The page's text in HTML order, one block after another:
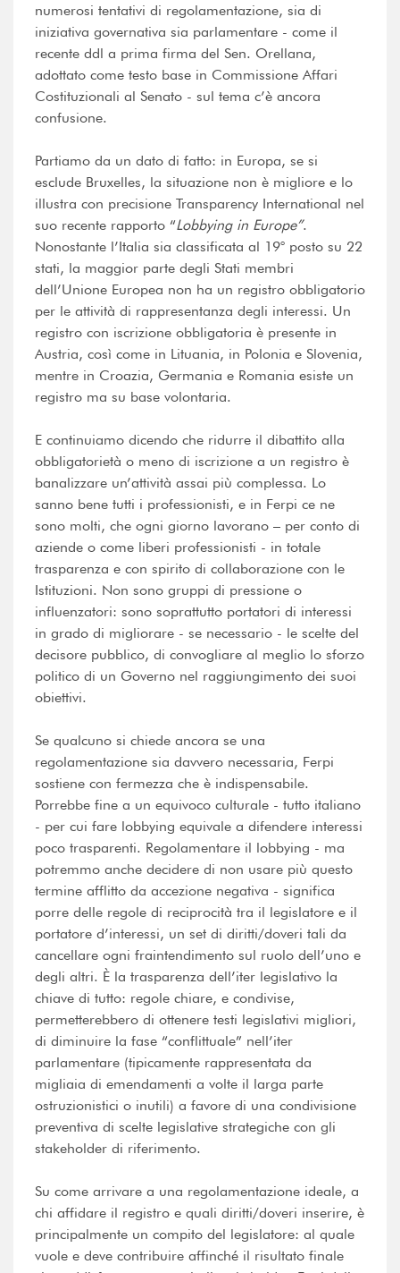
numerosi tentativi di regolamentazione, sia di
iniziativa governativa sia parlamentare - come il
recente ddl a prima firma del Sen. Orellana,
adottato come testo base in Commissione Affari
Costituzionali al Senato - sul tema c’è ancora
confusione.
Partiamo da un dato di fatto: in Europa, se si
esclude Bruxelles, la situazione non è migliore e lo
illustra con precisione Transparency International nel
suo recente rapporto “Lobbying in Europe”.
Nonostante l’Italia sia classificata al 19° posto su 22
stati, la maggior parte degli Stati membri
dell’Unione Europea non ha un registro obbligatorio
per le attività di rappresentanza degli interessi. Un
registro con iscrizione obbligatoria è presente in
Austria, così come in Lituania, in Polonia e Slovenia,
mentre in Croazia, Germania e Romania esiste un
registro ma su base volontaria.
E continuiamo dicendo che ridurre il dibattito alla
obbligatorietà o meno di iscrizione a un registro è
banalizzare un’attività assai più complessa. Lo
sanno bene tutti i professionisti, e in Ferpi ce ne
sono molti, che ogni giorno lavorano – per conto di
aziende o come liberi professionisti - in totale
trasparenza e con spirito di collaborazione con le
Istituzioni. Non sono gruppi di pressione o
influenzatori: sono soprattutto portatori di interessi
in grado di migliorare - se necessario - le scelte del
decisore pubblico, di convogliare al meglio lo sforzo
politico di un Governo nel raggiungimento dei suoi
obiettivi.
Se qualcuno si chiede ancora se una
regolamentazione sia davvero necessaria, Ferpi
sostiene con fermezza che è indispensabile.
Porrebbe fine a un equivoco culturale - tutto italiano
- per cui fare lobbying equivale a difendere interessi
poco trasparenti. Regolamentare il lobbying - ma
potremmo anche decidere di non usare più questo
termine afflitto da accezione negativa - significa
porre delle regole di reciprocità tra il legislatore e il
portatore d’interessi, un set di diritti/doveri tali da
cancellare ogni fraintendimento sul ruolo dell’uno e
degli altri. È la trasparenza dell’iter legislativo la
chiave di tutto: regole chiare, e condivise,
permetterebbero di ottenere testi legislativi migliori,
di diminuire la fase “conflittuale” nell’iter
parlamentare (tipicamente rappresentata da
migliaia di emendamenti a volte il larga parte
ostruzionistici o inutili) a favore di una condivisione
preventiva di scelte legislative strategiche con gli
stakeholder di riferimento.
Su come arrivare a una regolamentazione ideale, a
chi affidare il registro e quali diritti/doveri inserire, è
principalmente un compito del legislatore: al quale
vuole e deve contribuire affinché il risultato finale